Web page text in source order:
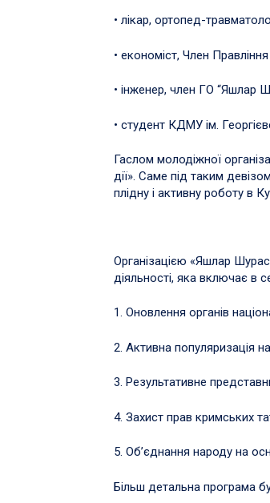
• лікар, ортопед-
• економіст, Член
• інженер, член ГО “Яшлар
• студент КДМУ ім.
Гаслом молодіжної
дії». Саме під таким
плідну і активну роботу в
Організацією «Яшлар
діяльності, яка включає в
1. Оновлення органів
2. Активна популяризація
3. Результативне
4. Захист прав кримських
5. Об’єднання народу на
Більш детальна програма